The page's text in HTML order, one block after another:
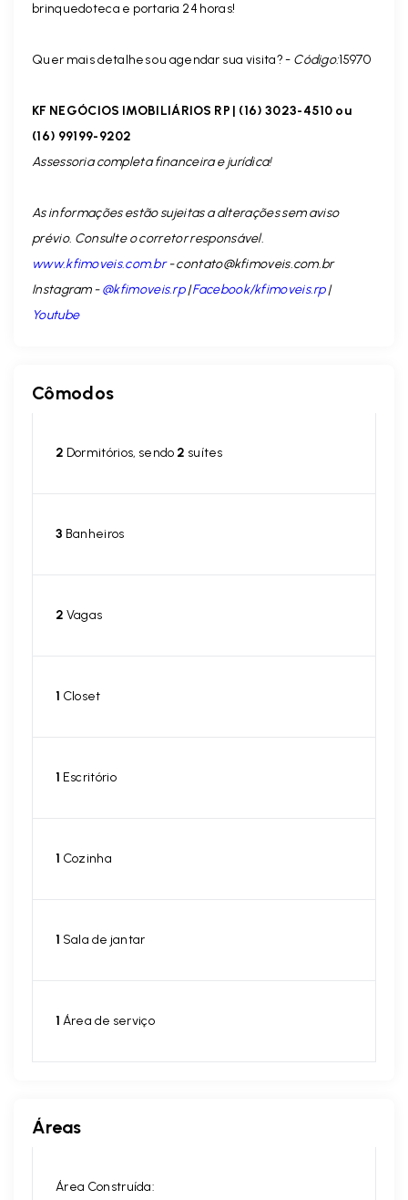
brinquedoteca e portaria 24 horas!
Quer mais detalhes ou agendar sua visita? - Código:15970
KF NEGÓCIOS IMOBILIÁRIOS RP | (16) 3023-4510 ou
(16) 99199-9202
Assessoria completa financeira e jurídica!
As informações estão sujeitas a alterações sem aviso
prévio. Consulte o corretor responsável.
www.kfimoveis.com.br-contato@kfimoveis.com.br
Instagram -@kfimoveis.rp|Facebook/kfimoveis.rp|
Youtube
Cômodos
2 Dormitórios, sendo 2 suítes
3 Banheiros
2 Vagas
1 Closet
1 Escritório
1 Cozinha
1 Sala de jantar
1 Área de serviço
Áreas
Área Construída: